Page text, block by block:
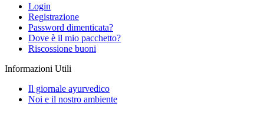
Login
Registrazione
Password dimenticata?
Dove è il mio pacchetto?
Riscossione buoni
Informazioni Utili
Il giornale ayurvedico
Noi e il nostro ambiente